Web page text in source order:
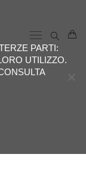
PARTI:
UTILIZZO.